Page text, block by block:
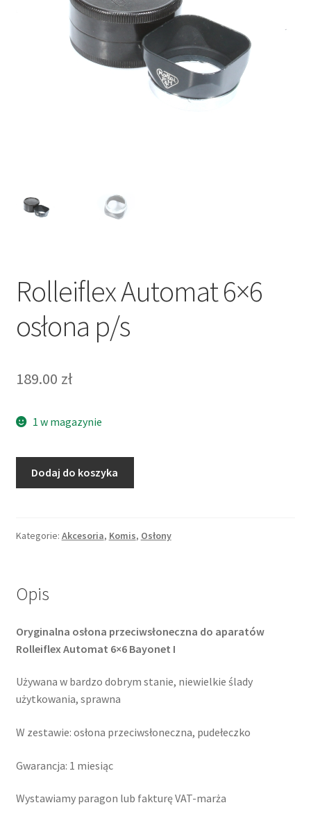
Rolleiflex Automat 6×6
osłona p/s
189.00 zł
1 w magazynie
Rolleiflex
osłona
Dodaj do koszyka
Kategorie: Akcesoria, Komis, Osłony
Opis
Oryginalna osłona przeciwsłoneczna do aparatów
Rolleiflex Automat 6×6 Bayonet I
Używana w bardzo dobrym stanie, niewielkie ślady
użytkowania, sprawna
W zestawie: osłona przeciwsłoneczna, pudełeczko
Gwarancja: 1 miesiąc
Wystawiamy paragon lub fakturę VAT-marża